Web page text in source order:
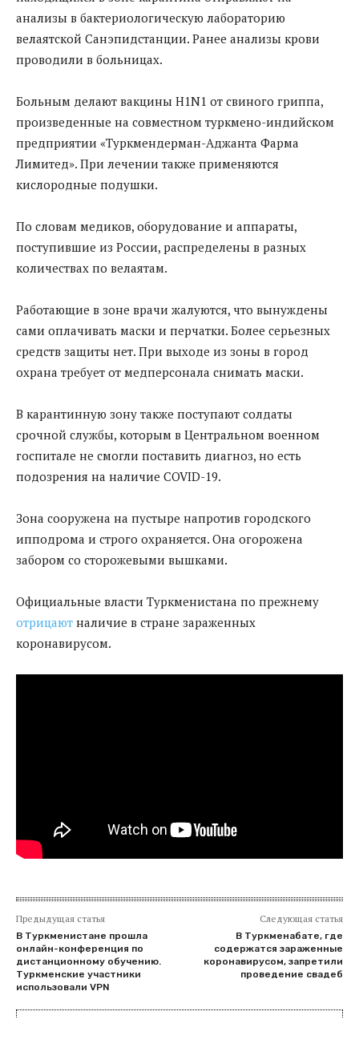
анализы в бактериологическую лабораторию
велаятской Санэпидстанции. Ранее анализы крови
проводили в больницах.
Больным делают вакцины H1N1 от свиного гриппа,
произведенные на совместном туркмено-индийском
предприятии «Туркмендерман-Аджанта Фарма
Лимитед». При лечении также применяются
кислородные подушки.
По словам медиков, оборудование и аппараты,
поступившие из России, распределены в разных
количествах по велаятам.
Работающие в зоне врачи жалуются, что вынуждены
сами оплачивать маски и перчатки. Более серьезных
средств защиты нет. При выходе из зоны в город
охрана требует от медперсонала снимать маски.
В карантинную зону также поступают солдаты
срочной службы, которым в Центральном военном
госпитале не смогли поставить диагноз, но есть
подозрения на наличие COVID-19.
Зона сооружена на пустыре напротив городского
ипподрома и строго охраняется. Она огорожена
забором со сторожевыми вышками.
Официальные власти Туркменистана по прежнему
отрицают наличие в стране зараженных
коронавирусом.
Предыдущая статья
В Туркменистане прошла
онлайн-конференция по
дистанционному обучению.
Туркменские участники
использовали VPN
Следующая статья
В Туркменабате, где
содержатся зараженные
коронавирусом, запретили
проведение свадеб